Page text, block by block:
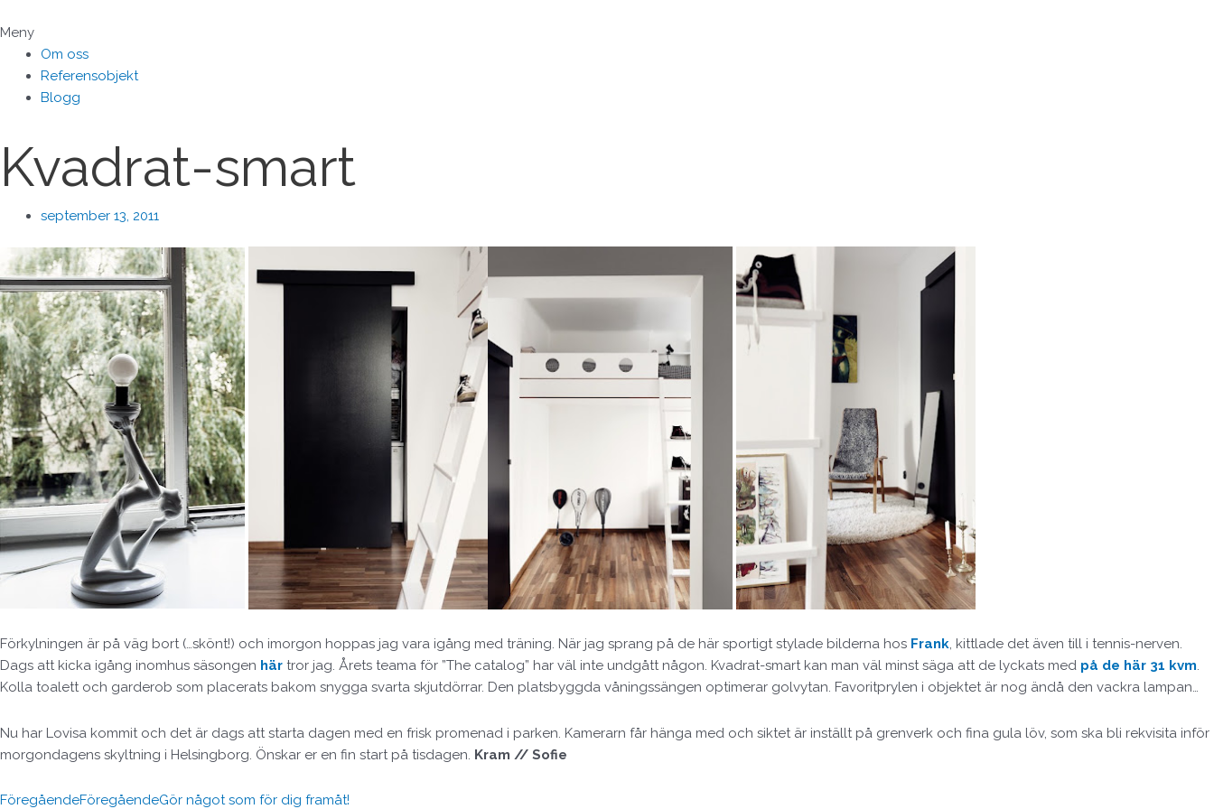
till
innehåll
Meny
Om oss
Referensobjekt
Blogg
Kvadrat-smart
september 13, 2011
Förkylningen är på väg bort (…skönt!) och imorgon hoppas jag vara igång med träning. När jag sprang på de här sportigt stylade bilderna hos Frank, kittlade det även till i tennis-nerven.
Dags att kicka igång inomhus säsongen här tror jag. Årets teama för ”The catalog” har väl inte undgått någon. Kvadrat-smart kan man väl minst säga att de lyckats med på de här 31 kvm.
Kolla toalett och garderob som placerats bakom snygga svarta skjutdörrar. Den platsbyggda våningssängen optimerar golvytan. Favoritprylen i objektet är nog ändå den vackra lampan…
Nu har Lovisa kommit och det är dags att starta dagen med en frisk promenad i parken. Kamerarn får hänga med och siktet är inställt på grenverk och fina gula löv, som ska bli rekvisita inför
morgondagens skyltning i Helsingborg. Önskar er en fin start på tisdagen. Kram // Sofie
FöregåendeFöregåendeGör något som för dig framåt!